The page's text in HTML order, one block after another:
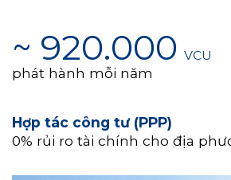
~ 920.000 VCU
phát hành mỗi năm
Hợp tác công tư (PPP)
0% rủi ro tài chính cho địa